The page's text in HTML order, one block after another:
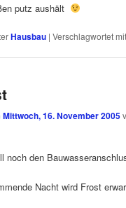
putz aushält
Hausbau |Verschlagwortet mit
Mittwoch, 16. November 2005
noch den
Nacht wird Frost